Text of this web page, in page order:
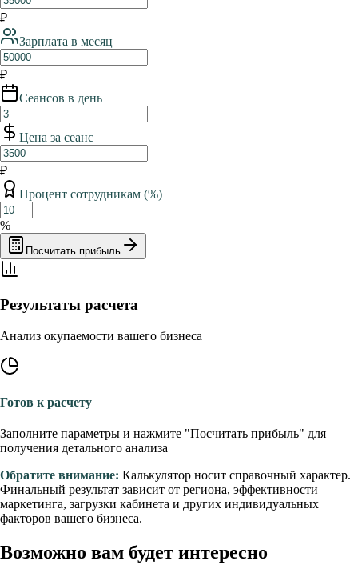
₽
Зарплата в месяц
₽
Сеансов в день
Цена за сеанс
₽
Процент сотрудникам (%)
%
Посчитать прибыль
Результаты расчета
Анализ окупаемости вашего бизнеса
Готов к расчету
Заполните параметры и нажмите "Посчитать прибыль" для
получения детального анализа
Обратите внимание: Калькулятор носит справочный характер.
Финальный результат зависит от региона, эффективности
маркетинга, загрузки кабинета и других индивидуальных
факторов вашего бизнеса.
Возможно вам будет интересно